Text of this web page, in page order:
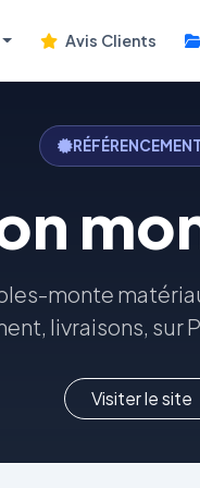
Avis Clients
monte
livraisons, sur
Visiter le site